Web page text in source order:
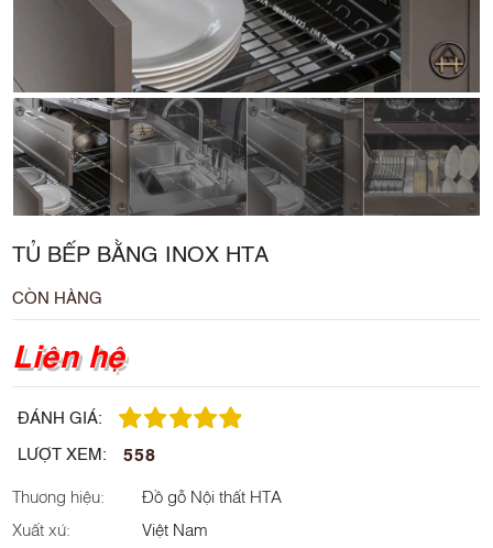
TỦ BẾP BẰNG INOX HTA
CÒN HÀNG
Liên hệ
ĐÁNH GIÁ:
LƯỢT XEM:
558
Thương hiệu:
Đồ gỗ Nội thất HTA
Xuất xứ:
Việt Nam